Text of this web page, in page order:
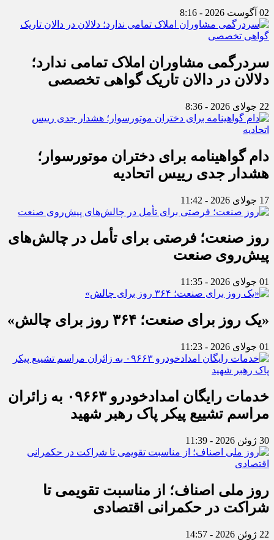
02 آگوست 2026 - 8:16
سردرگمی مشاوران املاک تمامی ندارد؛
دلالان در دالان تاریک گواهی تخصصی
22 جولای 2026 - 8:36
دام گواهینامه برای دختران موتورسوار؛
هشدار جدی رییس اتحادیه
17 جولای 2026 - 11:42
روز صنعت؛ فرصتی برای تأمل در چالش‌های
پیش‌روی صنعت
01 جولای 2026 - 11:35
«یک روز برای صنعت؛ ۳۶۴ روز برای چالش»
01 جولای 2026 - 11:23
خدمات رایگان امدادخودرو ۰۹۶۶۳ به زائران
مراسم تشییع پیکر پاک رهبر شهید
30 ژوئن 2026 - 11:39
روز ملی اصناف؛ از مناسبت تقویمی تا
شراکت در حکمرانی اقتصادی
22 ژوئن 2026 - 14:57